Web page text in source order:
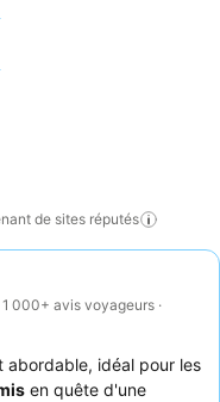
de sites réputés
1 000+ avis voyageurs ·
abordable, idéal pour les
en quête d'une